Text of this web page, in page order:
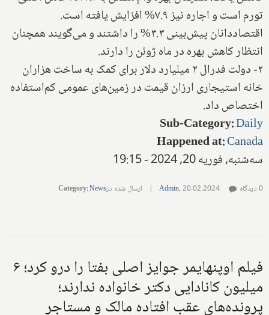
تورم است و اجاره نیز ۷.۹% افزایش یافته است.
اقتصاددانان پیش‌بینی ۳.۳% را داشتند و می‌گویند همچنان
انتظار کاهش بهره در ماه ژوئن را دارند.
۲- دولت فدرال ۲ میلیارد دلار برای کمک به ساخت هزاران
خانه استیجاری ارزان قیمت در زمین‌های عمومی کم‌استفاده
اختصاص داد.
Sub-Category:Daily
Happened at:Canada
سه‌شنبه, فوریه 20, 2024 - 19:15
Admin,20.02.2024
| ارسال شده در Category:News 0 دیدگاه
فیلم اوپنهایمر جوایز اصلی بفتا را درو کرد؛ ۶
میلیون کانادایی دکتر خانواده ندارند؛
پرونده‌های عقب افتاده مالک و مستاجر